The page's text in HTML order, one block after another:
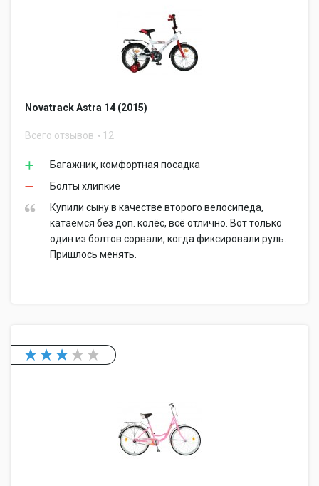
Novatrack Astra 14 (2015)
Всего отзывов 12
Багажник, комфортная посадка
Болты хлипкие
Купили сыну в качестве второго велосипеда,
катаемся без доп. колёс, всё отлично. Вот только
один из болтов сорвали, когда фиксировали руль.
Пришлось менять.